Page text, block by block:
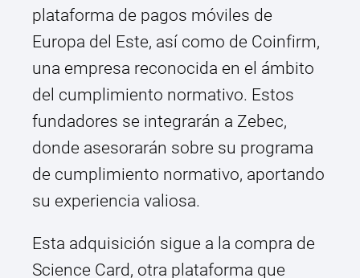
plataforma de pagos móviles de
Europa del Este, así como de Coinfirm,
una empresa reconocida en el ámbito
del cumplimiento normativo. Estos
fundadores se integrarán a Zebec,
donde asesorarán sobre su programa
de cumplimiento normativo, aportando
su experiencia valiosa.
Esta adquisición sigue a la compra de
Science Card, otra plataforma que